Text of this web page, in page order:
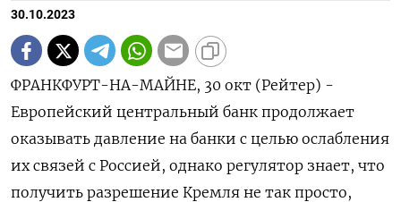
30.10.2023
ФРАНКФУРТ-НА-МАЙНЕ, 30 окт (Рейтер) -
Европейский центральный банк продолжает
оказывать давление на банки с целью ослабления
их связей с Россией, однако регулятор знает, что
получить разрешение Кремля не так просто,